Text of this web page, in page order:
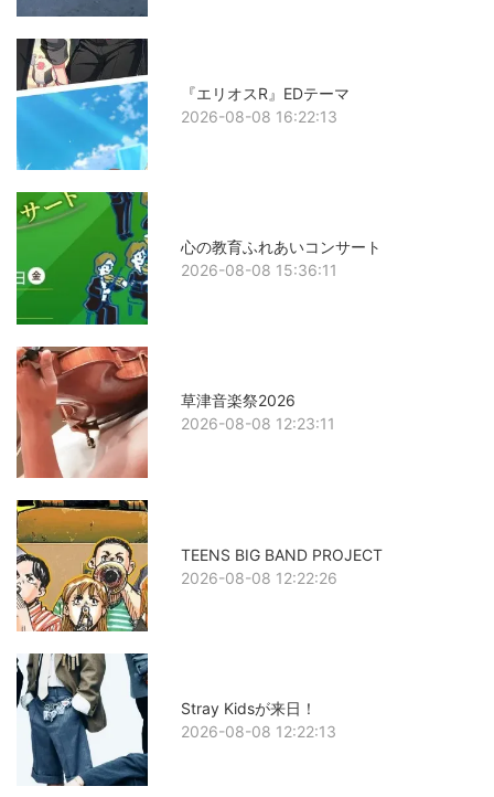
『エリオスR』EDテーマ
2026-08-08 16:22:13
心の教育ふれあいコンサート
2026-08-08 15:36:11
草津音楽祭2026
2026-08-08 12:23:11
TEENS BIG BAND PROJECT
2026-08-08 12:22:26
Stray Kidsが来日！
2026-08-08 12:22:13